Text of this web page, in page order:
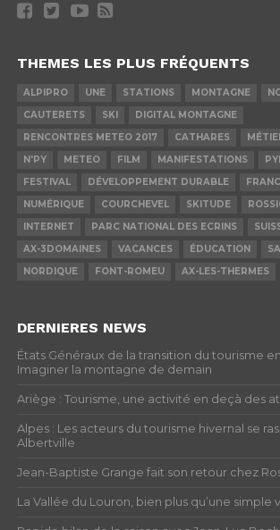
THEMES LES PLUS FRÉQUENTS
ALPIPRO UNE STATIONS MONTAGNE
CAUTERETS
SKI
DIGITAL MONTAGNE
RENCONTRES METEO 2017
CATHARES
N'PY
METEO FILM MANIFESTATIONS
FESTIVAL
DÉVELOPPEMENT DURABLE
NUMÉRIQUE
COURCHEVEL SKITUDE
INTERNET
PARC NATIONAL DES ECRINS
AX-3DOMAINES
VACANCES ÉDUCATION
NORDIQUE
FONT-ROMEU AX-LES-THERMES
DERNIERES NEWS
États Généraux de la transition du tourisme
Imaginer la montagne de demain
Ariège : Tourisme, une activité en deçà des
Alpes : Les acteurs du tourisme hivernal se
Albertville
Jean-Baptiste Grange fait son retour chez
La Vallée du Louron, bien plus qu’une simple